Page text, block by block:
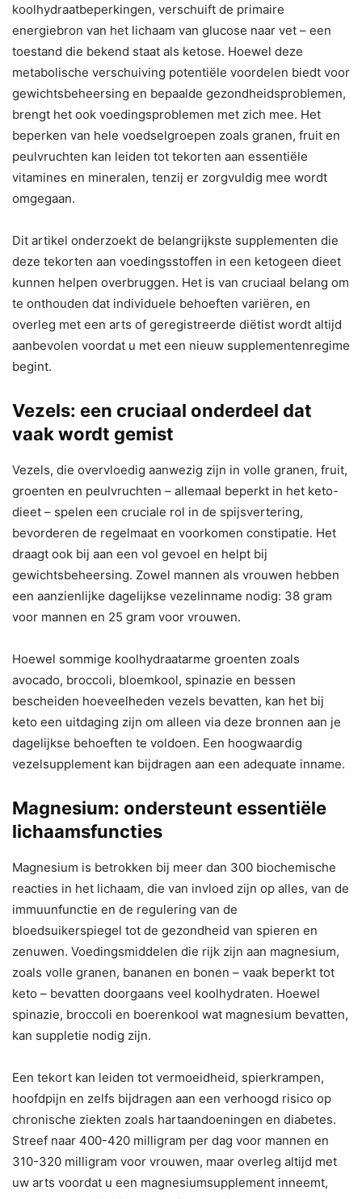
koolhydraatbeperkingen, verschuift de primaire
energiebron van het lichaam van glucose naar vet – een
toestand die bekend staat als ketose. Hoewel deze
metabolische verschuiving potentiële voordelen biedt voor
gewichtsbeheersing en bepaalde gezondheidsproblemen,
brengt het ook voedingsproblemen met zich mee. Het
beperken van hele voedselgroepen zoals granen, fruit en
peulvruchten kan leiden tot tekorten aan essentiële
vitamines en mineralen, tenzij er zorgvuldig mee wordt
omgegaan.
Dit artikel onderzoekt de belangrijkste supplementen die
deze tekorten aan voedingsstoffen in een ketogeen dieet
kunnen helpen overbruggen. Het is van cruciaal belang om
te onthouden dat individuele behoeften variëren, en
overleg met een arts of geregistreerde diëtist wordt altijd
aanbevolen voordat u met een nieuw supplementenregime
begint.
Vezels: een cruciaal onderdeel dat
vaak wordt gemist
Vezels, die overvloedig aanwezig zijn in volle granen, fruit,
groenten en peulvruchten – allemaal beperkt in het keto-
dieet – spelen een cruciale rol in de spijsvertering,
bevorderen de regelmaat en voorkomen constipatie. Het
draagt ​​ook bij aan een vol gevoel en helpt bij
gewichtsbeheersing. Zowel mannen als vrouwen hebben
een aanzienlijke dagelijkse vezelinname nodig: 38 gram
voor mannen en 25 gram voor vrouwen.
Hoewel sommige koolhydraatarme groenten zoals
avocado, broccoli, bloemkool, spinazie en bessen
bescheiden hoeveelheden vezels bevatten, kan het bij
keto een uitdaging zijn om alleen via deze bronnen aan je
dagelijkse behoeften te voldoen. Een hoogwaardig
vezelsupplement kan bijdragen aan een adequate inname.
Magnesium: ondersteunt essentiële
lichaamsfuncties
Magnesium is betrokken bij meer dan 300 biochemische
reacties in het lichaam, die van invloed zijn op alles, van de
immuunfunctie en de regulering van de
bloedsuikerspiegel tot de gezondheid van spieren en
zenuwen. Voedingsmiddelen die rijk zijn aan magnesium,
zoals volle granen, bananen en bonen – vaak beperkt tot
keto – bevatten doorgaans veel koolhydraten. Hoewel
spinazie, broccoli en boerenkool wat magnesium bevatten,
kan suppletie nodig zijn.
Een tekort kan leiden tot vermoeidheid, spierkrampen,
hoofdpijn en zelfs bijdragen aan een verhoogd risico op
chronische ziekten zoals hartaandoeningen en diabetes.
Streef naar 400-420 milligram per dag voor mannen en
310-320 milligram voor vrouwen, maar overleg altijd met
uw arts voordat u een magnesiumsupplement inneemt,